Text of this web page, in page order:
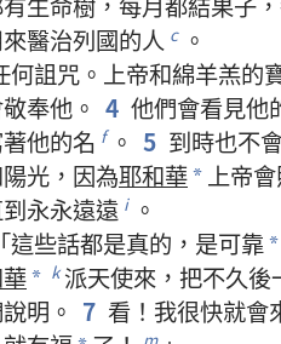
來醫治列國的人 c 。
何詛咒 。 上帝和綿羊羔的
敬奉他 。 4 他們會看見他
著他的名 f 。 5 到時也不
陽光 ， 因為耶和華* 上帝會
永永遠遠 i 。
這些話都是真的 ， 是可靠*
* k 派天使來 ， 把不久後
說明 。 7 看 ！ 我很快就會